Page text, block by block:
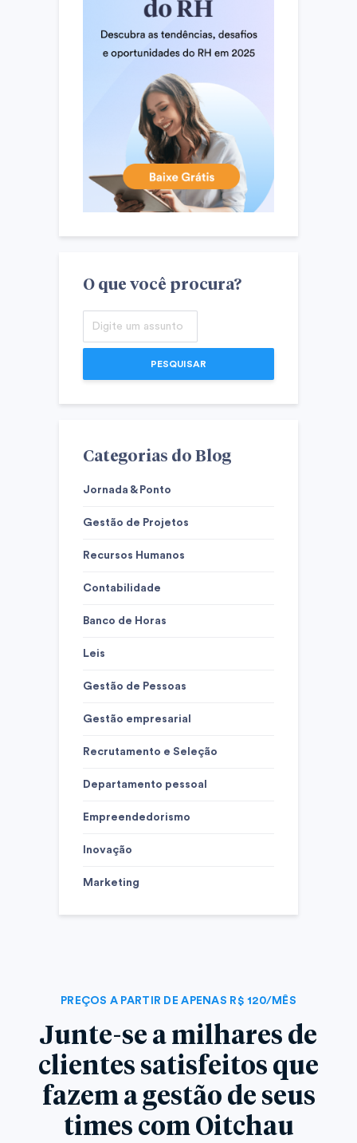
O que você procura?
PESQUISAR
Categorias do Blog
Jornada & Ponto
Gestão de Projetos
Recursos Humanos
Contabilidade
Banco de Horas
Leis
Gestão de Pessoas
Gestão empresarial
Recrutamento e Seleção
Departamento pessoal
Empreendedorismo
Inovação
Marketing
PREÇOS A PARTIR DE APENAS R$ 120/MÊS
Junte-se a milhares de
clientes satisfeitos que
fazem a gestão de seus
times com Oitchau